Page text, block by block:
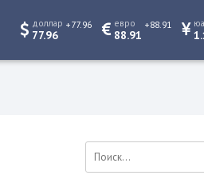
доллар
77.96
+77.96 евро
88.91
+88.91